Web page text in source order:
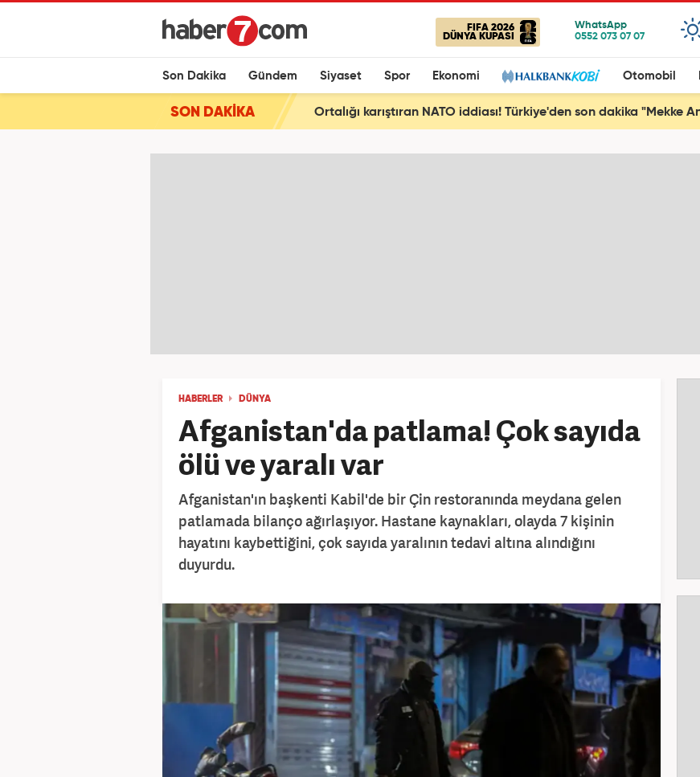
FIFA 2026
DÜNYA KUPASI
Son Dakika Gündem Siyaset Spor Ekonomi Otomobil
SON DAKİKA Ortalığı karıştıran NATO iddiası! Türkiye'den son dakika "Mekke
HABERLER DÜNYA
Afganistan'da patlama! Çok sayıda
ölü ve yaralı var
Afganistan'ın başkenti Kabil'de bir Çin restoranında meydana gelen
patlamada bilanço ağırlaşıyor. Hastane kaynakları, olayda 7 kişinin
hayatını kaybettiğini, çok sayıda yaralının tedavi altına alındığını
duyurdu.